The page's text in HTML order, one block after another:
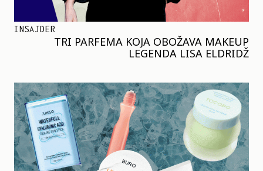
INSAJDER
TRI PARFEMA KOJA OBOŽAVA MAKEUP
LEGENDA LISA ELDRIDŽ